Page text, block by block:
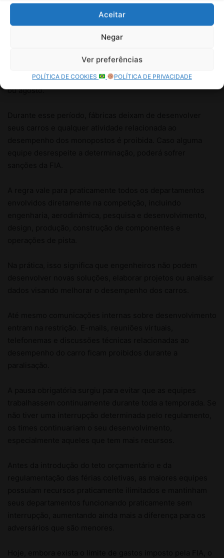
Aceitar
Negar
Ver preferências
POLÍTICA DE COOKIES POLÍTICA DE PRIVACIDADE